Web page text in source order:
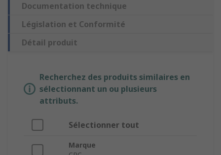
Documentation technique
Législation et Conformité
Détail produit
Recherchez des produits similaires en
sélectionnant un ou plusieurs
attributs.
Sélectionner tout
Marque